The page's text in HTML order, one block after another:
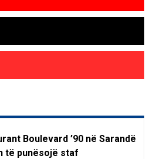
Boulevard ’90 në Sarandë
të punësojë staf